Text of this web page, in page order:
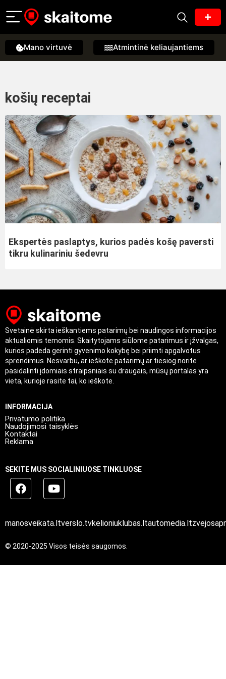
Mano virtuvė Atmintinė keliaujantiems
košių receptai
Ekspertės paslaptys, kurios padės košę paversti
tikru kulinariniu šedevru
Svetainė skirta ieškantiems patarimų bei naudingos informacijos
aktualiomis temomis. Skaitytojams siūlome patarimus ir įžvalgas,
kurios padeda gerinti gyvenimo kokybę bei priimti apgalvotus
sprendimus. Nesvarbu, ar ieškote patarimų ar tiesiog norite
pasidalinti įdomiais straipsniais su draugais, mūsų portalas yra
vieta, kurioje rasite tai, ko ieškote.
INFORMACIJA
Privatumo politika
Naudojimosi taisyklės
Kontaktai
Reklama
SEKITE MUS SOCIALINIUOSE TINKLUOSE
manosveikata.ltverslo.tvkelioniuklubas.ltautomedia.lt
© 2020-2025 Visos teisės saugomos.